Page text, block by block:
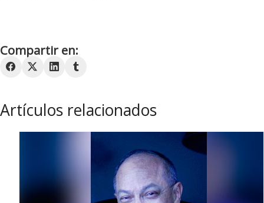
Compartir en:
Artículos relacionados